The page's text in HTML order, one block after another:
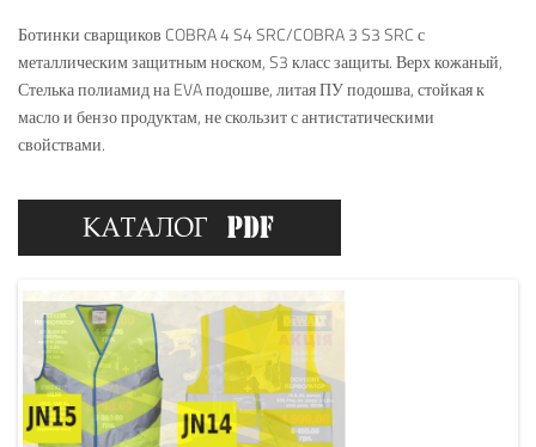
Ботинки сварщиков COBRA 4 S4 SRC/COBRA 3 S3 SRC с
металлическим защитным носком, S3 класс защиты. Верх кожаный,
Стелька полиамид на EVA подошве, литая ПУ подошва, стойкая к
масло и бензо продуктам, не скользит с антистатическими
свойствами.